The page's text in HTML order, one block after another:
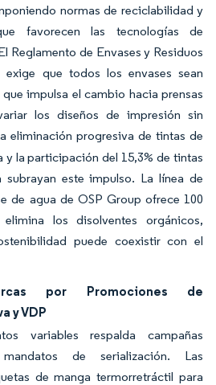
normas de reciclabilidad y
favorecen las tecnologías de
Reglamento de Envases y Residuos
que todos los envases sean
impulsa el cambio hacia prensas
los diseños de impresión sin
eliminación progresiva de tintas de
y la participación del 15,3% de tintas
subrayan este impulso. La línea de
de agua de OSP Group ofrece 100
los disolventes orgánicos,
puede coexistir con el
por Promociones de
y VDP
variables respalda campañas
de serialización. Las
de manga termorretráctil para